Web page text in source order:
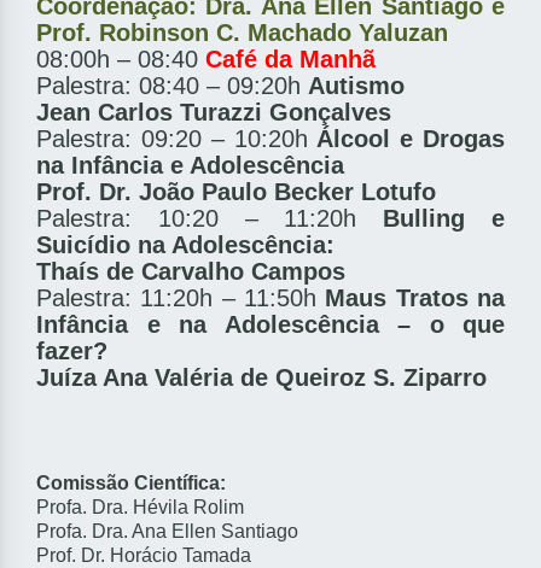
Coordenação: Dra. Ana Ellen Santiago e
Prof. Robinson C. Machado Yaluzan
08:00h – 08:40 Café da Manhã
Palestra: 08:40 – 09:20h Autismo
Jean Carlos Turazzi Gonçalves
Palestra: 09:20 – 10:20h Álcool e Drogas
na Infância e Adolescência
Prof. Dr. João Paulo Becker Lotufo
Palestra: 10:20 – 11:20h Bulling e
Suicídio na Adolescência:
Thaís de Carvalho Campos
Palestra: 11:20h – 11:50h Maus Tratos na
Infância e na Adolescência – o que
fazer?
Juíza Ana Valéria de Queiroz S. Ziparro
Comissão Científica:
Profa. Dra. Hévila Rolim
Profa. Dra. Ana Ellen Santiago
Prof. Dr. Horácio Tamada